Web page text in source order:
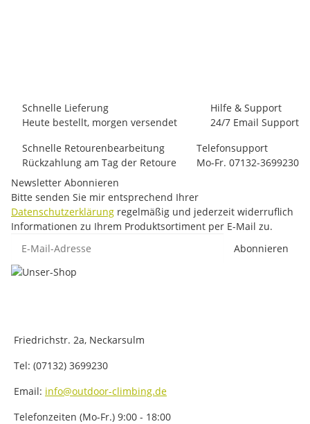
Schnelle Lieferung
Heute bestellt, morgen versendet
Hilfe & Support
24/7 Email Support
Schnelle Retourenbearbeitung
Rückzahlung am Tag der Retoure
Telefonsupport
Mo-Fr. 07132-3699230
Newsletter Abonnieren
Bitte senden Sie mir entsprechend Ihrer
Datenschutzerklärung regelmäßig und jederzeit widerruflich
Informationen zu Ihrem Produktsortiment per E-Mail zu.
Abonnieren
Friedrichstr. 2a, Neckarsulm
Tel: (07132) 3699230
Email: info@outdoor-climbing.de
Telefonzeiten (Mo-Fr.) 9:00 - 18:00